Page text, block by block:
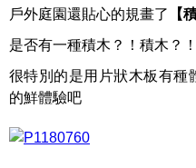
戶外庭園還貼心的規畫了
【
是否有一種積木？！積木？
很特別的是用片狀木板有種
的鮮體驗吧